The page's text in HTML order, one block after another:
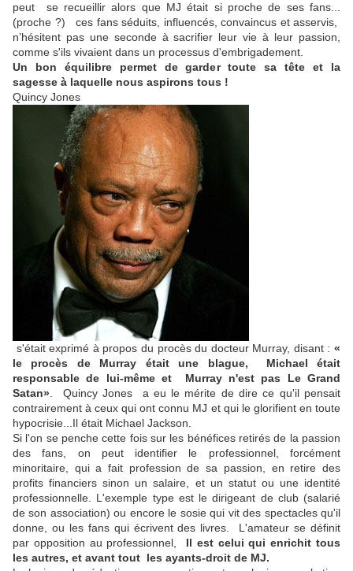
peut se recueillir alors que MJ était si proche de ses fans...
(proche ?) ces fans séduits, influencés, convaincus et asservis,
n’hésitent pas une seconde à sacrifier leur vie à leur passion,
comme s'ils vivaient dans un processus d'embrigadement.
Un bon équilibre permet de garder toute sa tête et la
sagesse à laquelle nous aspirons tous !
Quincy Jones
s'était exprimé à propos du procès du docteur Murray, disant : «
le procès de Murray était une blague, Michael était
responsable de lui-même et Murray n'est pas Le Grand
Satan» . Quincy Jones a eu le mérite de dire ce qu'il pensait
contrairement à ceux qui ont connu MJ et qui le glorifient en toute
hypocrisie...Il était Michael Jackson.
Si l'on se penche cette fois sur les bénéfices retirés de la passion
des fans, on peut identifier le professionnel, forcément
minoritaire, qui a fait profession de sa passion, en retire des
profits financiers sinon un salaire, et un statut ou une identité
professionnelle. L'exemple type est le dirigeant de club (salarié
de son association) ou encore le sosie qui vit des spectacles qu'il
donne, ou les fans qui écrivent des livres. L'amateur se définit
par opposition au professionnel, Il est celui qui enrichit tous
les autres, et avant tout les ayants-droit de MJ.